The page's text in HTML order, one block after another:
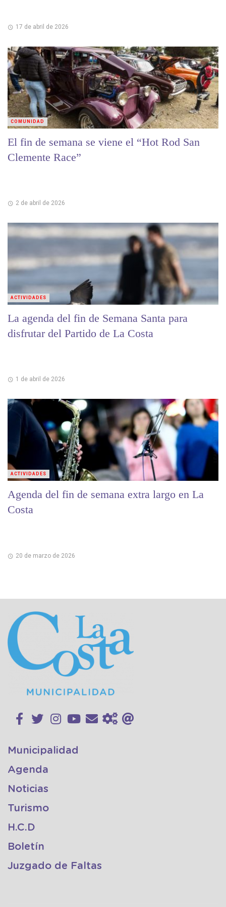
17 de abril de 2026
El fin de semana se viene el “Hot Rod San
Clemente Race”
2 de abril de 2026
COMUNIDAD
La agenda del fin de Semana Santa para
disfrutar del Partido de La Costa
1 de abril de 2026
ACTIVIDADES
Agenda del fin de semana extra largo en La
Costa
20 de marzo de 2026
ACTIVIDADES
Municipalidad
Agenda
Noticias
Turismo
H.C.D
Boletín
Juzgado de Faltas